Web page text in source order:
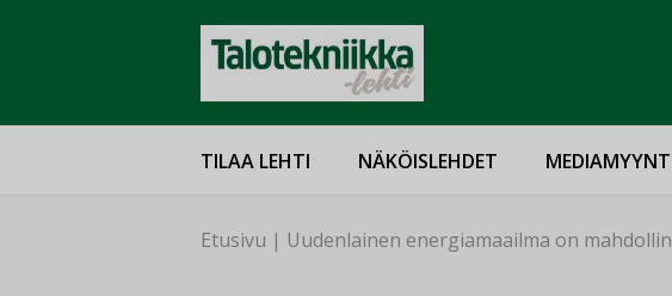
TILAA LEHTI NÄKÖISLEHDET
Etusivu | Uudenlainen energiamaailma on